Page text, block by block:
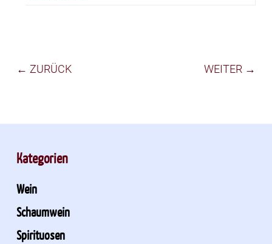
← ZURÜCK WEITER →
Kategorien
Wein
Schaumwein
Spirituosen